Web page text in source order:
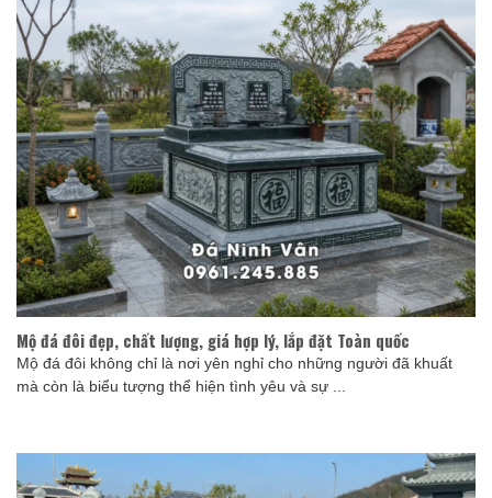
Mộ đá đôi đẹp, chất lượng, giá hợp lý, lắp đặt Toàn quốc
Mộ đá đôi không chỉ là nơi yên nghỉ cho những người đã khuất
mà còn là biểu tượng thể hiện tình yêu và sự ...